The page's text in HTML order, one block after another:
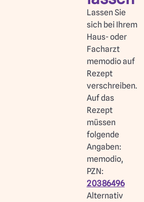
Lassen Sie
sich bei Ihrem
Haus- oder
Facharzt
memodio auf
Rezept
verschreiben.
Auf das
Rezept
müssen
folgende
Angaben:
memodio,
PZN:
20386496
Alternativ